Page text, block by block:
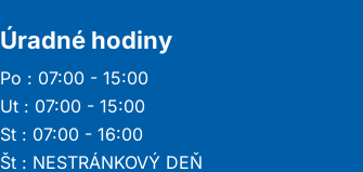
Úradné hodiny
Po : 07:00 - 15:00
Ut : 07:00 - 15:00
St : 07:00 - 16:00
Št : NESTRÁNKOVÝ DEŇ